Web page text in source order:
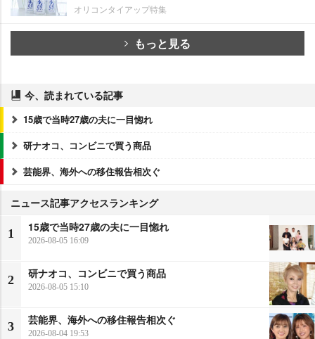
オリコンタイアップ特集
もっと見る
今、読まれている記事
15歳で当時27歳の夫に一目惚れ
研ナオコ、コンビニで買う商品
芸能界、海外への移住報告相次ぐ
ニュース記事アクセスランキング
1
15歳で当時27歳の夫に一目惚れ
2026-08-05 16:09
2
研ナオコ、コンビニで買う商品
2026-08-05 15:10
3
芸能界、海外への移住報告相次ぐ
2026-08-04 19:53